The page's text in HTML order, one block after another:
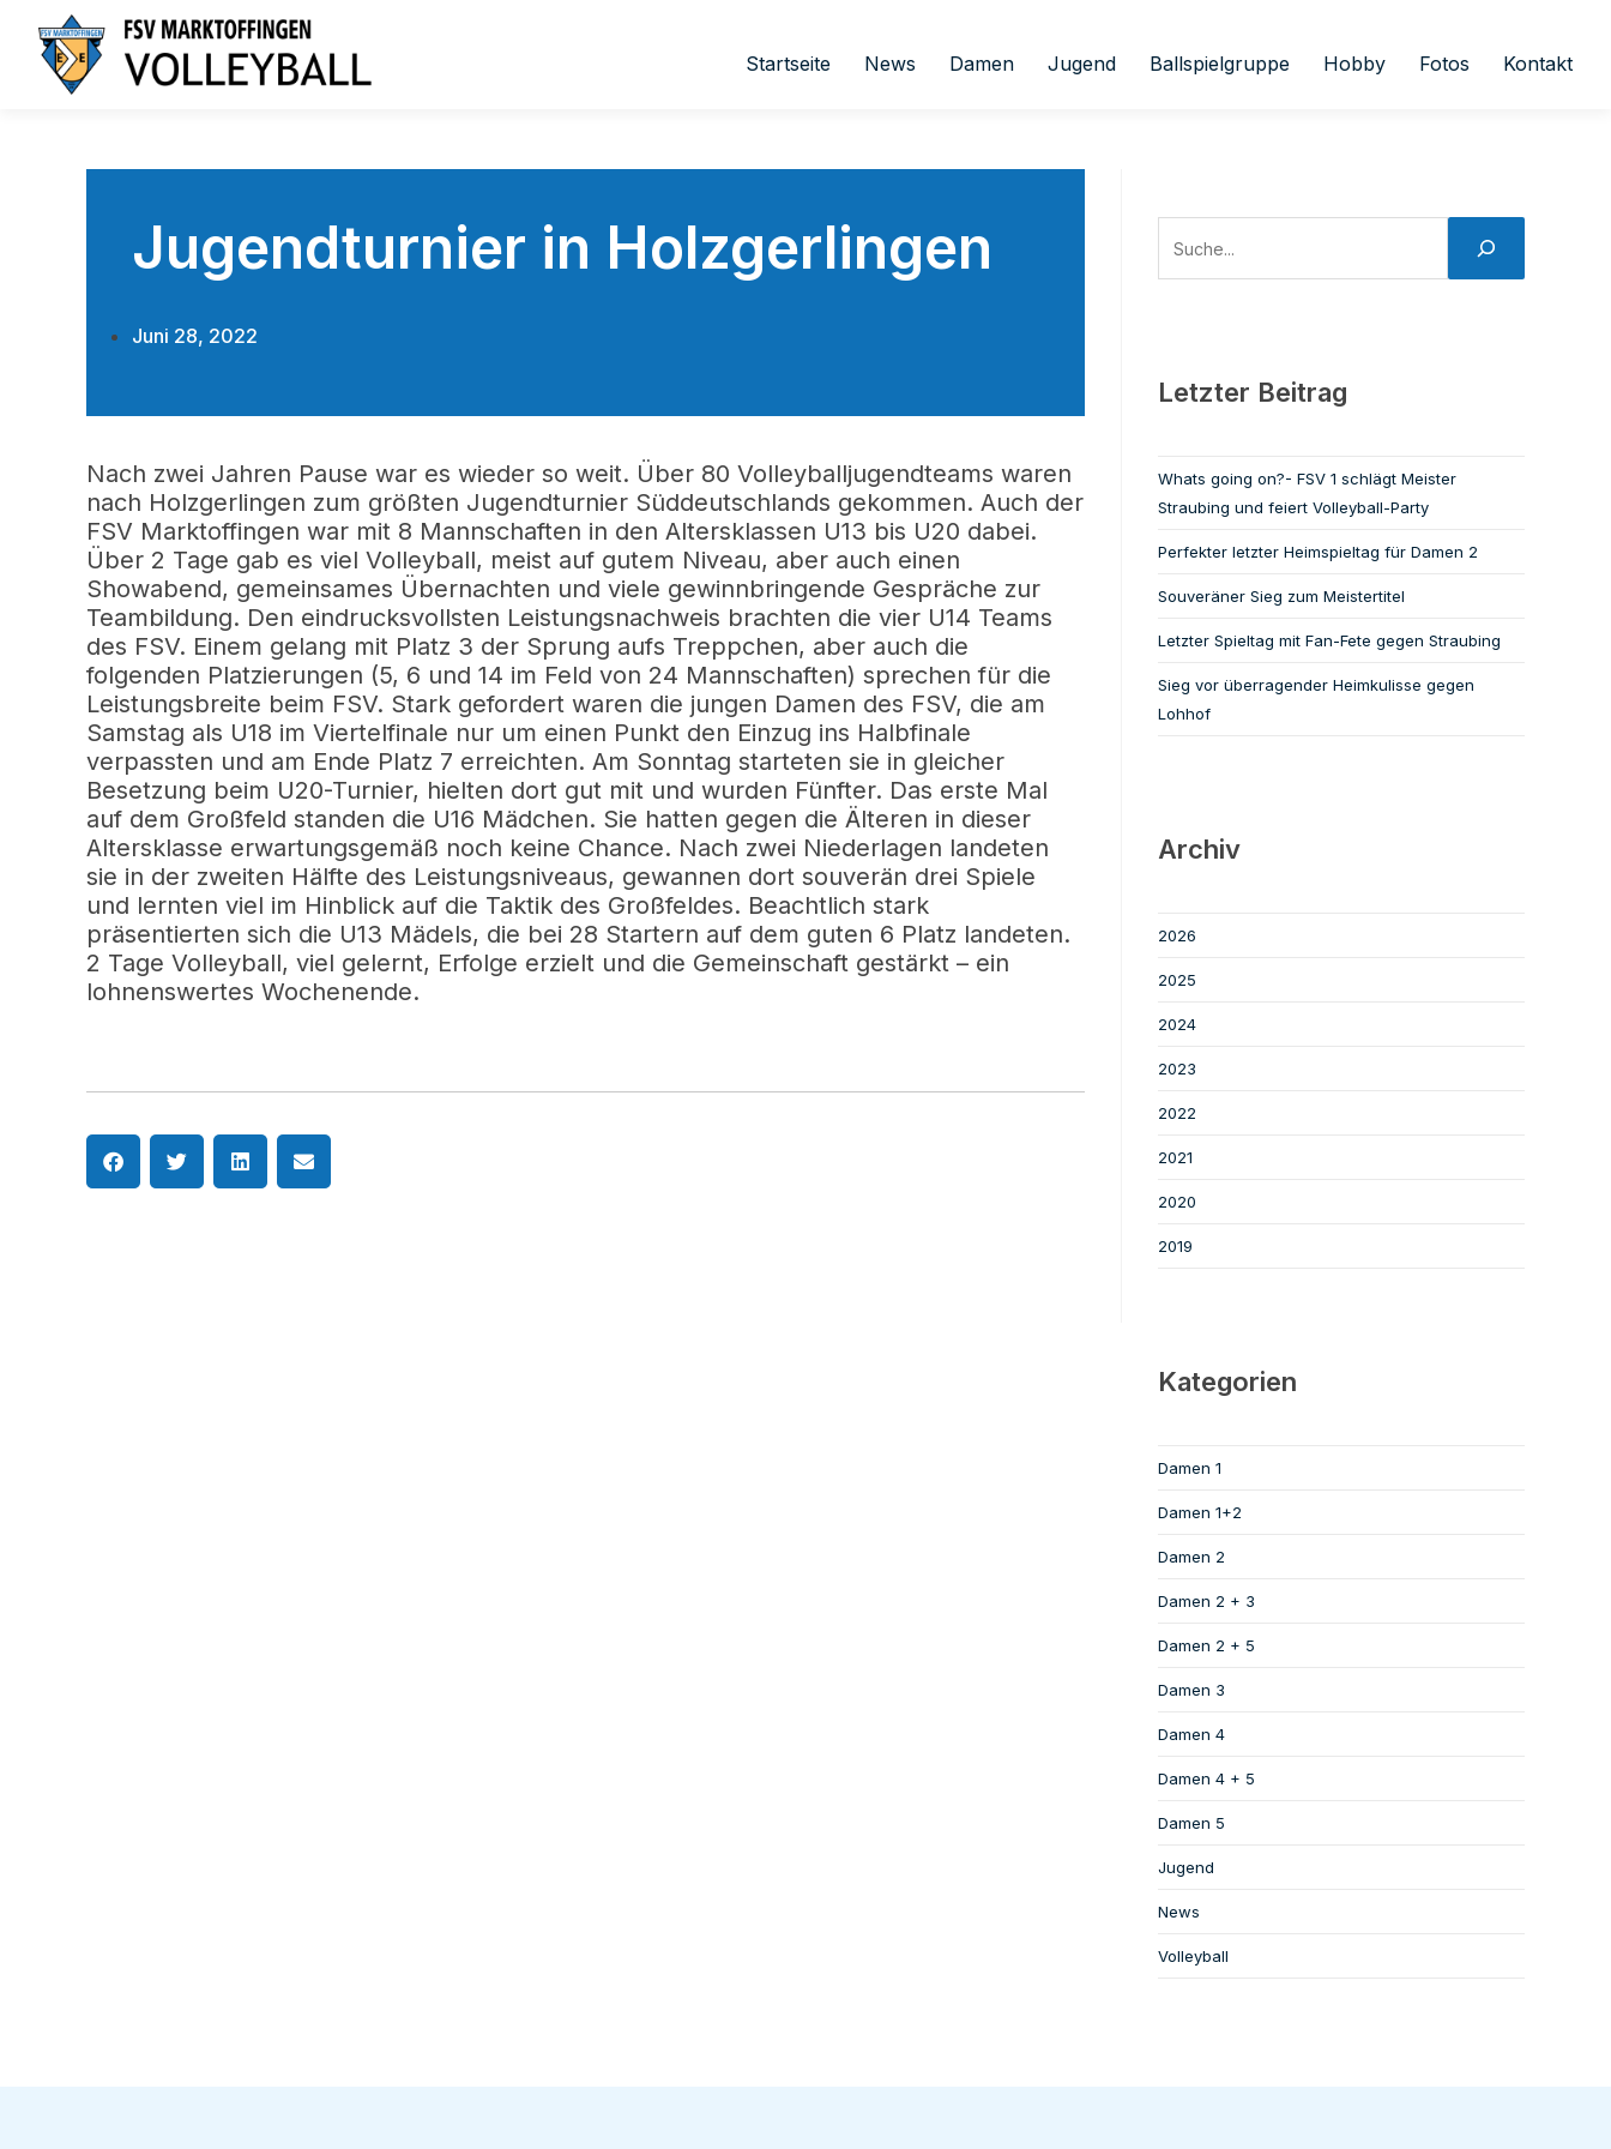
Startseite News Damen Jugend Ballspielgruppe Hobby Fotos Kontakt
Jugendturnier in Holzgerlingen
Juni 28, 2022
Nach zwei Jahren Pause war es wieder so weit. Über 80 Volleyballjugendteams waren
nach Holzgerlingen zum größten Jugendturnier Süddeutschlands gekommen. Auch der
FSV Marktoffingen war mit 8 Mannschaften in den Altersklassen U13 bis U20 dabei.
Über 2 Tage gab es viel Volleyball, meist auf gutem Niveau, aber auch einen
Showabend, gemeinsames Übernachten und viele gewinnbringende Gespräche zur
Teambildung. Den eindrucksvollsten Leistungsnachweis brachten die vier U14 Teams
des FSV. Einem gelang mit Platz 3 der Sprung aufs Treppchen, aber auch die
folgenden Platzierungen (5, 6 und 14 im Feld von 24 Mannschaften) sprechen für die
Leistungsbreite beim FSV. Stark gefordert waren die jungen Damen des FSV, die am
Samstag als U18 im Viertelfinale nur um einen Punkt den Einzug ins Halbfinale
verpassten und am Ende Platz 7 erreichten. Am Sonntag starteten sie in gleicher
Besetzung beim U20-Turnier, hielten dort gut mit und wurden Fünfter. Das erste Mal
auf dem Großfeld standen die U16 Mädchen. Sie hatten gegen die Älteren in dieser
Altersklasse erwartungsgemäß noch keine Chance. Nach zwei Niederlagen landeten
sie in der zweiten Hälfte des Leistungsniveaus, gewannen dort souverän drei Spiele
und lernten viel im Hinblick auf die Taktik des Großfeldes. Beachtlich stark
präsentierten sich die U13 Mädels, die bei 28 Startern auf dem guten 6 Platz landeten.
2 Tage Volleyball, viel gelernt, Erfolge erzielt und die Gemeinschaft gestärkt – ein
lohnenswertes Wochenende.
Letzter Beitrag
Whats going on?- FSV 1 schlägt Meister
Straubing und feiert Volleyball-Party
Perfekter letzter Heimspieltag für Damen 2
Souveräner Sieg zum Meistertitel
Letzter Spieltag mit Fan-Fete gegen Straubing
Sieg vor überragender Heimkulisse gegen
Lohhof
Archiv
2026
2025
2024
2023
2022
2021
2020
2019
Kategorien
Damen 1
Damen 1+2
Damen 2
Damen 2 + 3
Damen 2 + 5
Damen 3
Damen 4
Damen 4 + 5
Damen 5
Jugend
News
Volleyball